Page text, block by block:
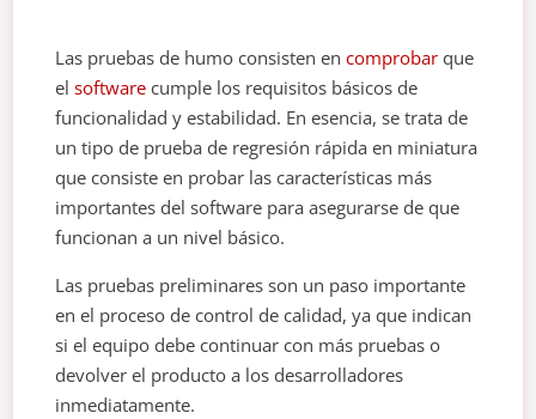
Las pruebas de humo consisten encomprobar que
elsoftware cumple los requisitos básicos de
funcionalidad y estabilidad. En esencia, se trata de
un tipo de prueba de regresión rápida en miniatura
que consiste en probar las características más
importantes del software para asegurarse de que
funcionan a un nivel básico.
Las pruebas preliminares son un paso importante
en el proceso de control de calidad, ya que indican
si el equipo debe continuar con más pruebas o
devolver el producto a los desarrolladores
inmediatamente.